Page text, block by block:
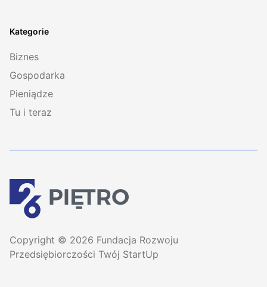
Kategorie
Biznes
Gospodarka
Pieniądze
Tu i teraz
Copyright © 2026 Fundacja Rozwoju
Przedsiębiorczości Twój StartUp